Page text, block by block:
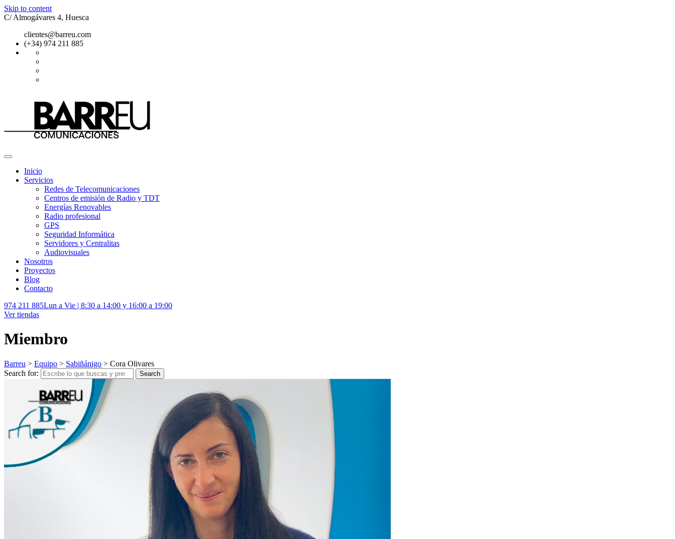
Skip to content
C/ Almogávares 4, Huesca
clientes@barreu.com
(+34) 974 211 885
Inicio
Servicios
Redes de Telecomunicaciones
Centros de emisión de Radio y TDT
Energías Renovables
Radio profesional
GPS
Seguridad Informática
Servidores y Centralitas
Audiovisuales
Nosotros
Proyectos
Blog
Contacto
974 211 885Lun a Vie | 8:30 a 14:00 y 16:00 a 19:00
Ver tiendas
Miembro
Barreu > Equipo > Sabiñánigo > Cora Olivares
Search for:
Search